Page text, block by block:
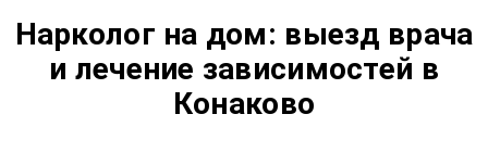
Нарколог на дом: выезд врача
и лечение зависимостей в
Конаково